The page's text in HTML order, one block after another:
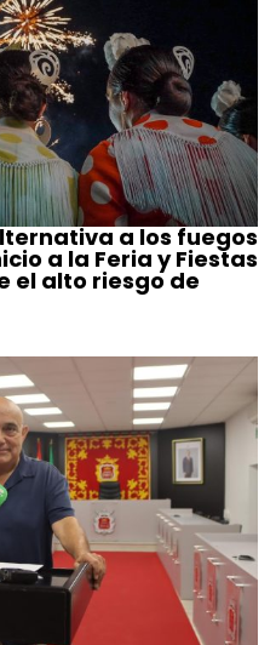
a los fuegos
a la Feria y Fiestas
el alto riesgo de